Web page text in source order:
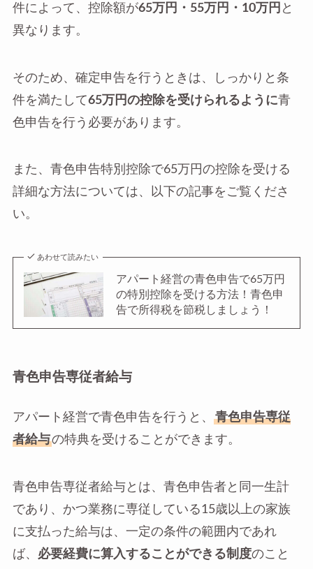
件によって、控除額が65万円・55万円・10万円 と
異なります。
そのため、確定申告を行うときは、しっかりと条
件を満たして65万円の控除を受けられるように青
色申告を行う必要があります。
また、青色申告特別控除で65万円の控除を受ける
詳細な方法については、以下の記事をご覧くださ
い。
あわせて読みたい
アパート経営の青色申告で65万円
の特別控除を受ける方法！青色申
告で所得税を節税しましょう！
青色申告専従者給与
アパート経営で青色申告を行うと、
青色申告専従
者給与の特典を受けることができます。
青色申告専従者給与とは、青色申告者と同一生計
であり、かつ業務に専従している15歳以上の家族
に支払った給与は、一定の条件の範囲内であれ
ば、 必要経費に算入することができる制度のこと